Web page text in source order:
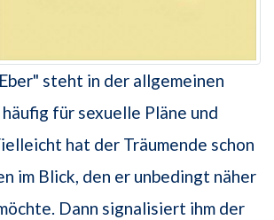
steht in der allgemeinen
für sexuelle Pläne und
hat der Träumende schon
im Blick, den er unbedingt näher
Dann signalisiert ihm der